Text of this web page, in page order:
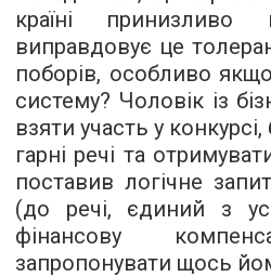
країні
виправдовує це
поборів, особливо
систему? Чоловік із
взяти участь у
гарні речі та
поставив логічне
(до речі, єдиний з
фінансову
запропонувати щось